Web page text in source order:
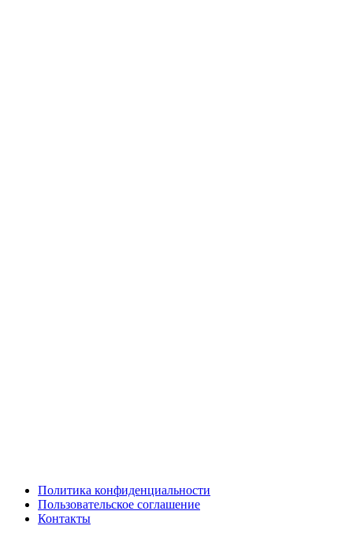
Политика конфиденциальности
Пользовательское соглашение
Контакты